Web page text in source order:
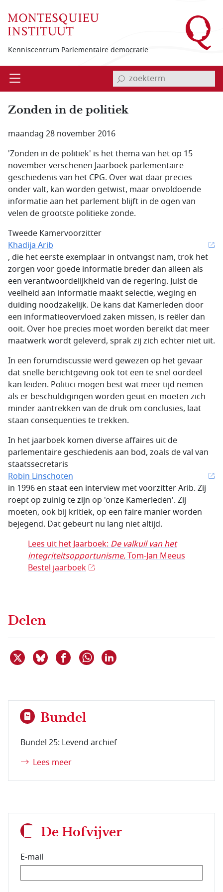
Kenniscentrum Parlementaire democratie
Open invoerveld zoekterm
Zonden in de politiek
maandag 28 november 2016
'Zonden in de politiek' is het thema van het op 15
november verschenen Jaarboek parlementaire
geschiedenis van het CPG. Over wat daar precies
onder valt, kan worden getwist, maar onvoldoende
informatie aan het parlement blijft in de ogen van
velen de grootste politieke zonde.
Tweede Kamervoorzitter
Khadija Arib
, die het eerste exemplaar in ontvangst nam, trok het
zorgen voor goede informatie breder dan alleen als
een verantwoordelijkheid van de regering. Juist de
veelheid aan informatie maakt selectie, weging en
duiding noodzakelijk. De kans dat Kamerleden door
een informatieovervloed zaken missen, is reëler dan
ooit. Over hoe precies moet worden bereikt dat meer
maatwerk wordt geleverd, sprak zij zich echter niet uit.
In een forumdiscussie werd gewezen op het gevaar
dat snelle berichtgeving ook tot een te snel oordeel
kan leiden. Politici mogen best wat meer tijd nemen
als er beschuldigingen worden geuit en moeten zich
minder aantrekken van de druk om conclusies, laat
staan consequenties te trekken.
In het jaarboek komen diverse affaires uit de
parlementaire geschiedenis aan bod, zoals de val van
staatssecretaris
Robin Linschoten
in 1996 en staat een interview met voorzitter Arib. Zij
roept op zuinig te zijn op 'onze Kamerleden'. Zij
moeten, ook bij kritiek, op een faire manier worden
bejegend. Dat gebeurt nu lang niet altijd.
Lees uit het Jaarboek:De valkuil van het
integriteitsopportunisme,Tom-Jan Meeus
Bestel jaarboek
Delen
Deel dit item op X
Deel dit item op Bluesky
Deel dit item op Facebook
Delen via WhatsApp
Bundel
Bundel 25: Levend archief
Lees meer
De Hofvijver
E-mail